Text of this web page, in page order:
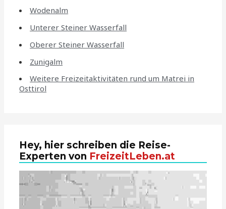
Wodenalm
Unterer Steiner Wasserfall
Oberer Steiner Wasserfall
Zunigalm
Weitere Freizeitaktivitäten rund um Matrei in
Osttirol
Hey, hier schreiben die Reise-
Experten von FreizeitLeben.at